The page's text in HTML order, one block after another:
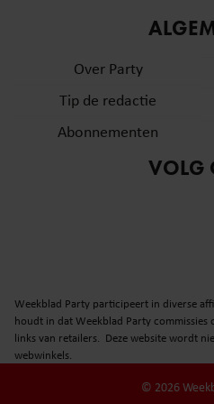
partners voor social media,
informatie die u aan ze heeft
verzameld op basis van uw
gebruiken.
Over Party
Tip de redactie
Abonnementen
VOLG
Weekblad Party participeert in diverse
houdt in dat Weekblad Party
links van retailers. Deze website wordt
webwinkels.
© 2026